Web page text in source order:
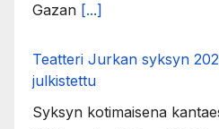
Gazan [...]
Teatteri Jurkan syksyn
julkistettu
Syksyn kotimaisena